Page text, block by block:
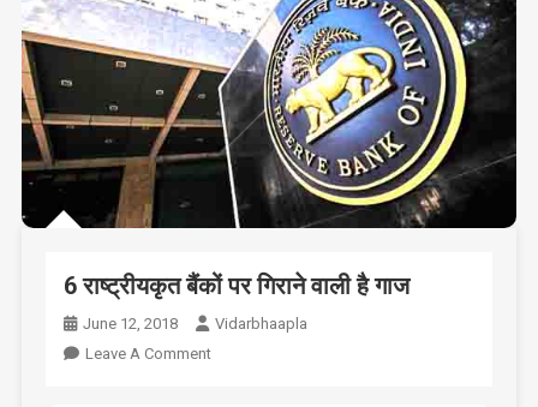
6 राष्ट्रीयकृत बैंकों पर गिराने वाली है गाज
June 12, 2018
Vidarbhaapla
Leave A CommentOn